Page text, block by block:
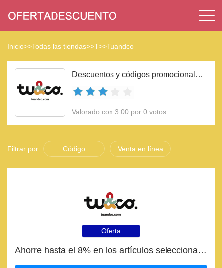
Inicio>>Todas las tiendas>>T>>Tuandco
Descuentos y códigos promocionales Tuandco 2023
Valorado con 3.00 por 0 votos
Filtrar por Código Venta en línea
Oferta
Ahorre hasta el 8% en los artículos seleccionados | fin en breve